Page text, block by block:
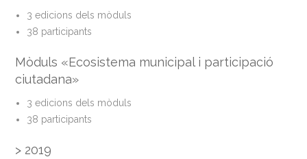
3 edicions dels mòduls
38 participants
Mòduls «Ecosistema municipal i participació
ciutadana»
3 edicions dels mòduls
38 participants
> 2019